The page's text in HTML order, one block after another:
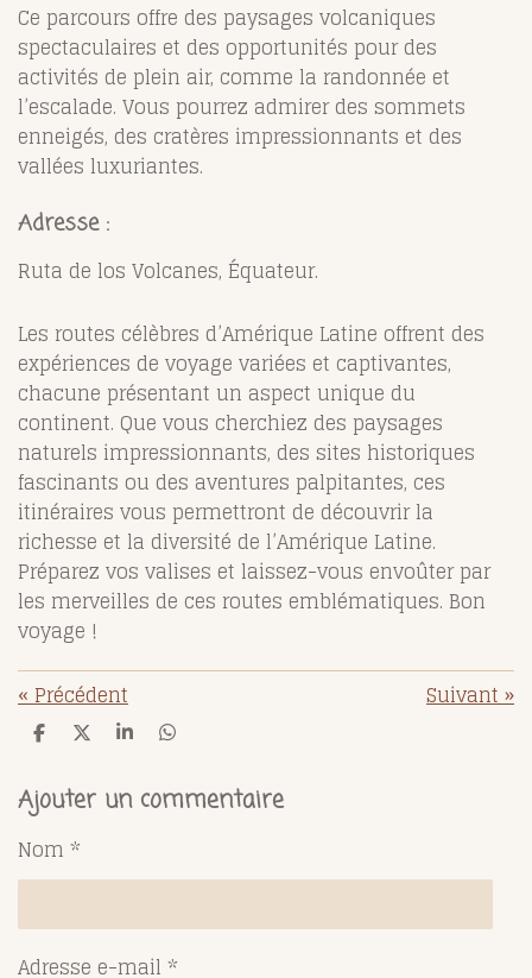
Ce parcours offre des paysages volcaniques
spectaculaires et des opportunités pour des
activités de plein air, comme la randonnée et
l’escalade. Vous pourrez admirer des sommets
enneigés, des cratères impressionnants et des
vallées luxuriantes.
Adresse :
Ruta de los Volcanes, Équateur.
Les routes célèbres d’Amérique Latine offrent des
expériences de voyage variées et captivantes,
chacune présentant un aspect unique du
continent. Que vous cherchiez des paysages
naturels impressionnants, des sites historiques
fascinants ou des aventures palpitantes, ces
itinéraires vous permettront de découvrir la
richesse et la diversité de l’Amérique Latine.
Préparez vos valises et laissez-vous envoûter par
les merveilles de ces routes emblématiques. Bon
voyage !
«Précédent Suivant»
P
t
a
e
r
P
t
a
r
P
t
a
r
P
t
a
r
Ajouter un commentaire
Nom *
Adresse e-mail *